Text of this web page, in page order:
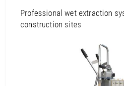
Zuid-Amerika / Bolivia
Zuid-Amerika / Colombia
Professional wet extraction
construction sites